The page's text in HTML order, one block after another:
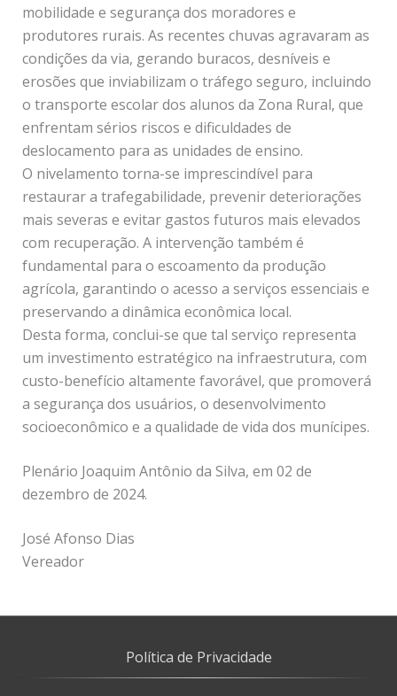
mobilidade e segurança dos moradores e
produtores rurais. As recentes chuvas agravaram as
condições da via, gerando buracos, desníveis e
erosões que inviabilizam o tráfego seguro, incluindo
o transporte escolar dos alunos da Zona Rural, que
enfrentam sérios riscos e dificuldades de
deslocamento para as unidades de ensino.
O nivelamento torna-se imprescindível para
restaurar a trafegabilidade, prevenir deteriorações
mais severas e evitar gastos futuros mais elevados
com recuperação. A intervenção também é
fundamental para o escoamento da produção
agrícola, garantindo o acesso a serviços essenciais e
preservando a dinâmica econômica local.
Desta forma, conclui-se que tal serviço representa
um investimento estratégico na infraestrutura, com
custo-benefício altamente favorável, que promoverá
a segurança dos usuários, o desenvolvimento
socioeconômico e a qualidade de vida dos munícipes.
Plenário Joaquim Antônio da Silva, em 02 de
dezembro de 2024.
José Afonso Dias
Vereador
Política de Privacidade